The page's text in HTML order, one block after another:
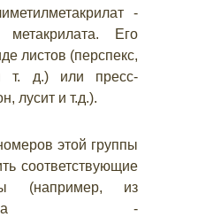
-
метакрилата. Его
листов (перспекс,
т. д.) или пресс-
лусит и т.д.).
этой группы
соответствующие
(например, из
-